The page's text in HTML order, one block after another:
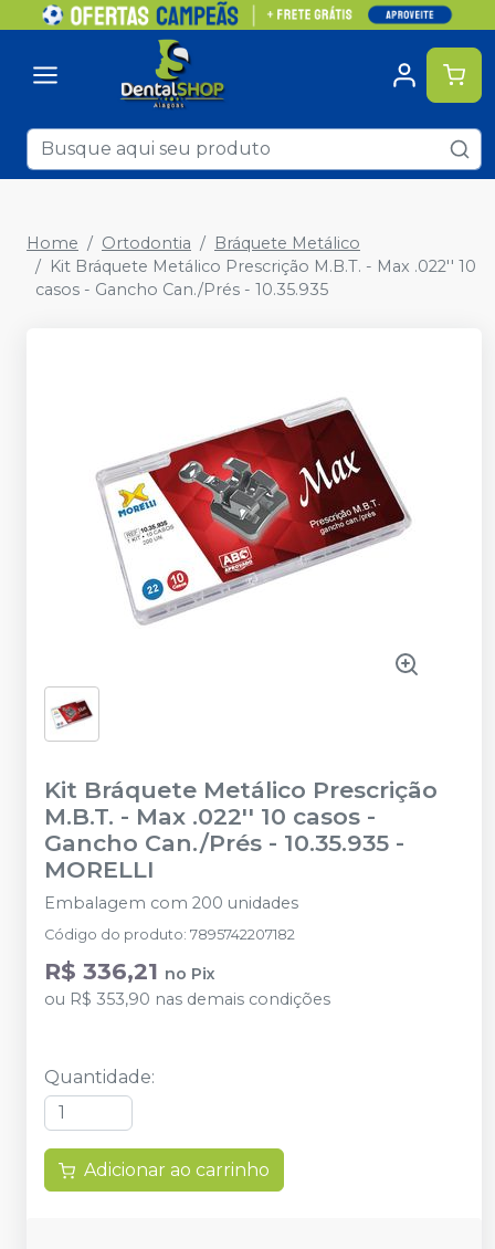
Home Ortodontia
Bráquete Metálico
Kit Bráquete Metálico Prescrição M.B.T. - Max .022'' 10
casos - Gancho Can./Prés - 10.35.935
Kit Bráquete Metálico Prescrição
M.B.T. - Max .022'' 10 casos -
Gancho Can./Prés - 10.35.935 -
MORELLI
Embalagem com 200 unidades
Código do produto: 7895742207182
R$ 336,21 no Pix
ou R$ 353,90 nas demais condições
Quantidade:
Adicionar ao carrinho